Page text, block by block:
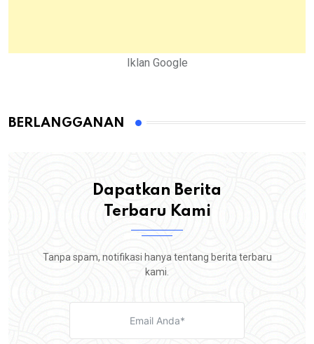
Iklan Google
BERLANGGANAN
Dapatkan Berita
Terbaru Kami
Tanpa spam, notifikasi hanya tentang berita terbaru
kami.